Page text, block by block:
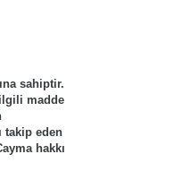
sahiptir.
madde
takip eden
hakkı